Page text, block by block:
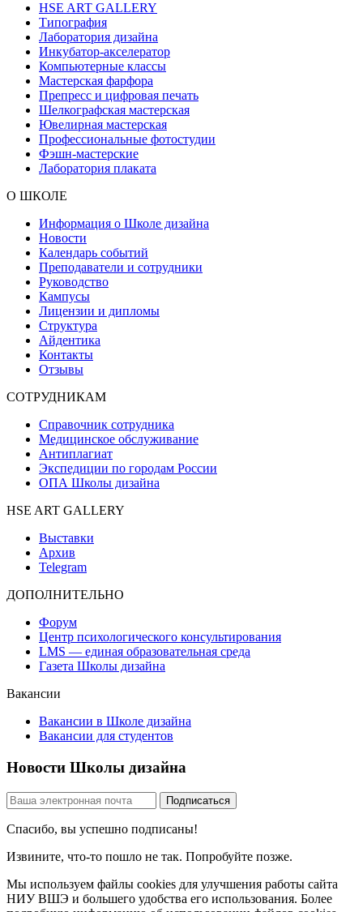
HSE ART GALLERY
Типография
Лаборатория дизайна
Инкубатор-акселератор
Компьютерные классы
Мастерская фарфора
Препресс и цифровая печать
Шелкографская мастерская
Ювелирная мастерская
Профессиональные фотостудии
Фэшн-мастерские
Лаборатория плаката
О ШКОЛЕ
Информация о Школе дизайна
Новости
Календарь событий
Преподаватели и сотрудники
Руководство
Кампусы
Лицензии и дипломы
Структура
Айдентика
Контакты
Отзывы
СОТРУДНИКАМ
Справочник сотрудника
Медицинское обслуживание
Антиплагиат
Экспедиции по городам России
ОПА Школы дизайна
HSE ART GALLERY
Выставки
Архив
Telegram
ДОПОЛНИТЕЛЬНО
Форум
Центр психологического консультирования
LMS — единая образовательная среда
Газета Школы дизайна
Вакансии
Вакансии в Школе дизайна
Вакансии для студентов
Новости Школы дизайна
Спасибо, вы успешно подписаны!
Извините, что-то пошло не так. Попробуйте позже.
Мы используем файлы cookies для улучшения работы сайта
НИУ ВШЭ и большего удобства его использования. Более